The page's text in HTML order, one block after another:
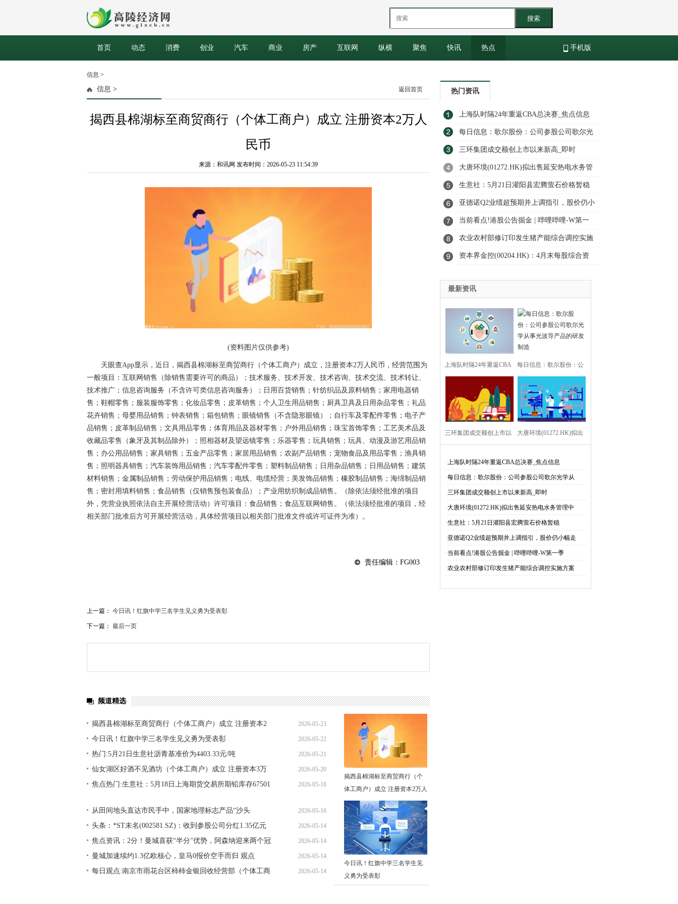
搜索
首页 动态 消费 创业 汽车 商业 房产 互联网 纵横 聚焦 快讯 热点 手机版
信息 >
信息 > 返回首页
揭西县棉湖标至商贸商行（个体工商户）成立 注册资本2万人
民币
来源：和讯网 发布时间：2026-05-23 11:54:39
(资料图片仅供参考)
天眼查App显示，近日，揭西县棉湖标至商贸商行（个体工商户）成立，注册资本2万人民币，经营范围为
一般项目：互联网销售（除销售需要许可的商品）；技术服务、技术开发、技术咨询、技术交流、技术转让、
技术推广；信息咨询服务（不含许可类信息咨询服务）；日用百货销售；针纺织品及原料销售；家用电器销
售；鞋帽零售；服装服饰零售；化妆品零售；皮革销售；个人卫生用品销售；厨具卫具及日用杂品零售；礼品
花卉销售；母婴用品销售；钟表销售；箱包销售；眼镜销售（不含隐形眼镜）；自行车及零配件零售；电子产
品销售；皮革制品销售；文具用品零售；体育用品及器材零售；户外用品销售；珠宝首饰零售；工艺美术品及
收藏品零售（象牙及其制品除外）；照相器材及望远镜零售；乐器零售；玩具销售；玩具、动漫及游艺用品销
售；办公用品销售；家具销售；五金产品零售；家居用品销售；农副产品销售；宠物食品及用品零售；渔具销
售；照明器具销售；汽车装饰用品销售；汽车零配件零售；塑料制品销售；日用杂品销售；日用品销售；建筑
材料销售；金属制品销售；劳动保护用品销售；电线、电缆经营；美发饰品销售；橡胶制品销售；海绵制品销
售；密封用填料销售；食品销售（仅销售预包装食品）；产业用纺织制成品销售。（除依法须经批准的项目
外，凭营业执照依法自主开展经营活动）许可项目：食品销售；食品互联网销售。（依法须经批准的项目，经
相关部门批准后方可开展经营活动，具体经营项目以相关部门批准文件或许可证件为准）。
责任编辑：FG003
上一篇： 今日讯！红旗中学三名学生见义勇为受表彰
下一篇： 最后一页
频道精选
揭西县棉湖标至商贸商行（个体工商户）成立 注册资本2
万人民币
2026-05-23
11:54:39
今日讯！红旗中学三名学生见义勇为受表彰 2026-05-22
17:22:16
热门:5月21日生意社沥青基准价为4403.33元/吨 2026-05-21
09:10:28
仙女湖区好酒不见酒坊（个体工商户）成立 注册资本3万
人民币
2026-05-20
10:02:11
焦点热门:生意社：5月18日上海期货交易所期铅库存67501
2026-05-18
从田间地头直达市民手中，国家地理标志产品“沙头
8424”头茬西瓜熟啦！
2026-05-16
15:33:31
头条：*ST未名(002581.SZ)：收到参股公司分红1.35亿元 2026-05-14
20:03:21
焦点资讯：2分！曼城喜获“半分”优势，阿森纳迎来两个冠
军点
2026-05-14
12:34:31
曼城加速续约1.3亿欧核心，皇马0报价空手而归 观点 2026-05-14
09:30:10
每日观点:南京市雨花台区柿柿金银回收经营部（个体工商
2026-05-14
揭西县棉湖标至商贸商行（个
体工商户）成立 注册资本2万人
民币
今日讯！红旗中学三名学生见
义勇为受表彰
热门资讯
上海队时隔24年重返CBA总决赛_焦点信息
每日信息：歌尔股份：公司参股公司歌尔光
学从事光波导产品的研发制造
三环集团成交额创上市以来新高_即时
大唐环境(01272.HK)拟出售延安热电水务管
理中心项目全部资产 代价为5781.18万元
生意社：5月21日灌阳县宏腾萤石价格暂稳
亚德诺Q2业绩超预期并上调指引，股价仍小
幅走低 微动态
当前看点!港股公告掘金 | 哔哩哔哩-W第一
季度经调整净利润同比增加62% 毛利率15连
升 月活跃用户突破3.76亿
农业农村部修订印发生猪产能综合调控实施
方案
资本界金控(00204.HK)：4月末每股综合资
最新资讯
上海队时隔24年重返CBA
总决赛_焦点信息
每日信息：歌尔股份：公
司参股公司歌尔光学从事
光波导产品的研发制造
三环集团成交额创上市以 大唐环境(01272.HK)拟出
项目全部资产 代价为
5781.18万元
·上海队时隔24年重返CBA总决赛_焦点信息
·每日信息：歌尔股份：公司参股公司歌尔光学从
·三环集团成交额创上市以来新高_即时
·大唐环境(01272.HK)拟出售延安热电水务管理中
·生意社：5月21日灌阳县宏腾萤石价格暂稳
·亚德诺Q2业绩超预期并上调指引，股价仍小幅走
·当前看点!港股公告掘金 | 哔哩哔哩-W第一季
·农业农村部修订印发生猪产能综合调控实施方案